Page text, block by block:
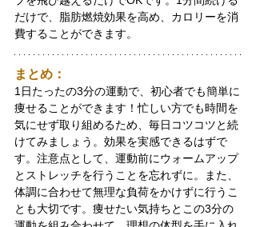
だけで、脂肪燃焼効果を高め、カロリーを消
費することができます。
まとめ：
1日たったの3分の運動で、初心者でも簡単に
痩せることができます！忙しい方でも時間を
気にせず取り組めるため、毎日コツコツと続
けてみましょう。効果を実感できるはずで
す。注意点として、運動前にウォームアップ
とストレッチを行うことを忘れずに。また、
体調に合わせて無理な負荷をかけずに行うこ
とも大切です。痩せたい気持ちとこの3分の